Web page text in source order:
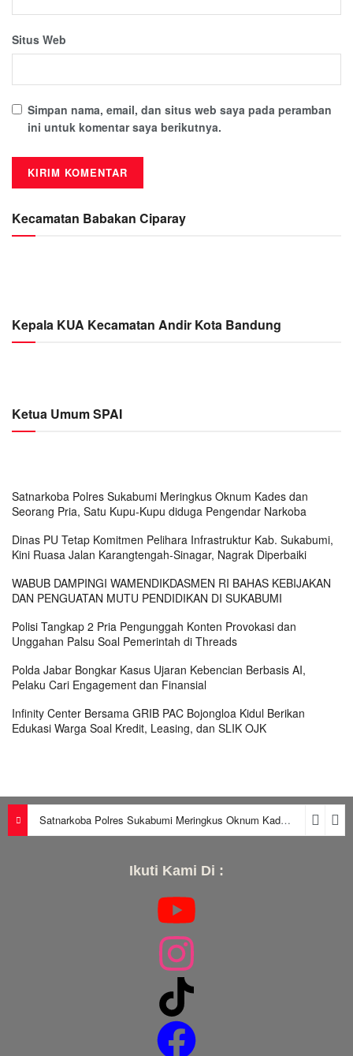
Situs Web
Simpan nama, email, dan situs web saya pada peramban
ini untuk komentar saya berikutnya.
Kecamatan Babakan Ciparay
Kepala KUA Kecamatan Andir Kota Bandung
Ketua Umum SPAI
Satnarkoba Polres Sukabumi Meringkus Oknum Kades dan
Seorang Pria, Satu Kupu-Kupu diduga Pengendar Narkoba
Dinas PU Tetap Komitmen Pelihara Infrastruktur Kab. Sukabumi,
Kini Ruasa Jalan Karangtengah-Sinagar, Nagrak Diperbaiki
WABUB DAMPINGI WAMENDIKDASMEN RI BAHAS KEBIJAKAN
DAN PENGUATAN MUTU PENDIDIKAN DI SUKABUMI
Polisi Tangkap 2 Pria Pengunggah Konten Provokasi dan
Unggahan Palsu Soal Pemerintah di Threads
Polda Jabar Bongkar Kasus Ujaran Kebencian Berbasis AI,
Pelaku Cari Engagement dan Finansial
Infinity Center Bersama GRIB PAC Bojongloa Kidul Berikan
Edukasi Warga Soal Kredit, Leasing, dan SLIK OJK
Satnarkoba Polres Sukabumi Meringkus Oknum Kades dan Seorang Pria, Satu Kupu-Kupu diduga Pengendar Narkoba
Ikuti Kami Di :